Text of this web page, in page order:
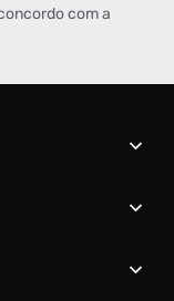
com a